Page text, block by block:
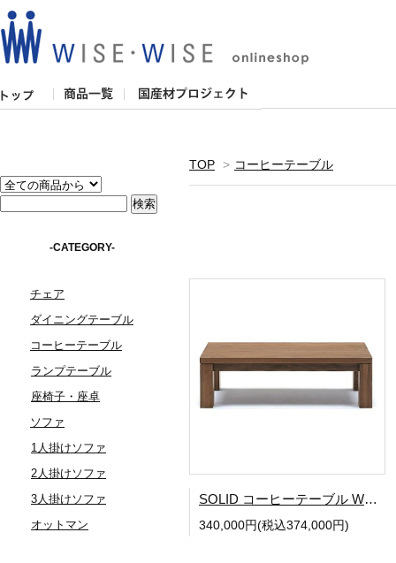
TOP > コーヒーテーブル
SOLID コーヒーテーブル W1500
340,000円(税込374,000円)
-CATEGORY-
チェア
ダイニングテーブル
コーヒーテーブル
ランプテーブル
座椅子・座卓
ソファ
1人掛けソファ
2人掛けソファ
3人掛けソファ
オットマン